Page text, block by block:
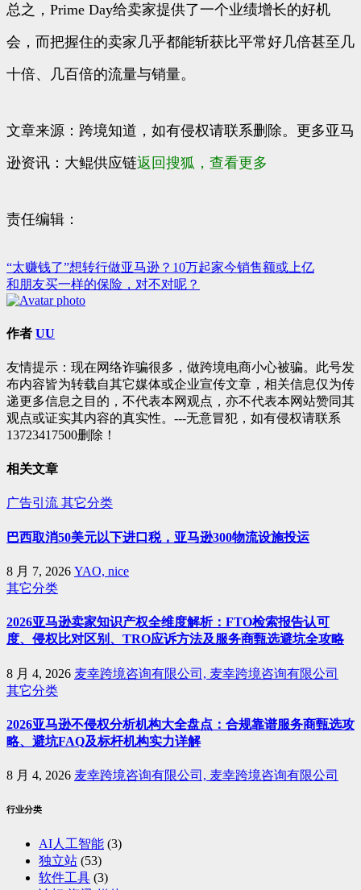
总之，Prime Day给卖家提供了一个业绩增长的好机
会，而把握住的卖家几乎都能斩获比平常好几倍甚至几
十倍、几百倍的流量与销量。
文章来源：跨境知道，如有侵权请联系删除。更多亚马
逊资讯：大鲲供应链返回搜狐，查看更多
责任编辑：
文
章
导
“太赚钱了”想转行做亚马逊？10万起家今销售额或上亿
和朋友买一样的保险，对不对呢？
作者 UU
友情提示：现在网络诈骗很多，做跨境电商小心被骗。此号发
布内容皆为转载自其它媒体或企业宣传文章，相关信息仅为传
递更多信息之目的，不代表本网观点，亦不代表本网站赞同其
观点或证实其内容的真实性。---无意冒犯，如有侵权请联系
13723417500删除！
相关文章
广告引流 其它分类
巴西取消50美元以下进口税，亚马逊300物流设施投运
8 月 7, 2026 YAO, nice
其它分类
2026亚马逊卖家知识产权全维度解析：FTO检索报告认可
度、侵权比对区别、TRO应诉方法及服务商甄选避坑全攻略
8 月 4, 2026 麦幸跨境咨询有限公司, 麦幸跨境咨询有限公司
其它分类
2026亚马逊不侵权分析机构大全盘点：合规靠谱服务商甄选攻
略、避坑FAQ及标杆机构实力详解
8 月 4, 2026 麦幸跨境咨询有限公司, 麦幸跨境咨询有限公司
行业分类
AI人工智能 (3)
独立站 (53)
软件工具 (3)